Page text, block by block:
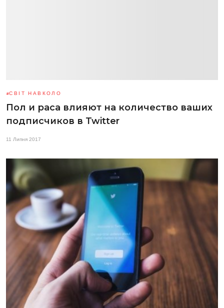
СВІТ НАВКОЛО
Пол и раса влияют на количество ваших
подписчиков в Twitter
11 Липня 2017